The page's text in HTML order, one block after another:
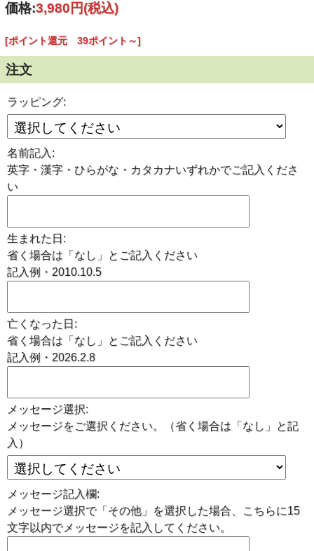
価格:3,980円(税込)
[ポイント還元 39ポイント～]
注文
ラッピング:
名前記入:
英字・漢字・ひらがな・カタカナいずれかでご記入くださ
い
生まれた日:
省く場合は「なし」とご記入ください
記入例・2010.10.5
亡くなった日:
省く場合は「なし」とご記入ください
記入例・2026.2.8
メッセージ選択:
メッセージをご選択ください。（省く場合は「なし」と記
入）
メッセージ記入欄:
メッセージ選択で「その他」を選択した場合、こちらに15
文字以内でメッセージを記入してください。